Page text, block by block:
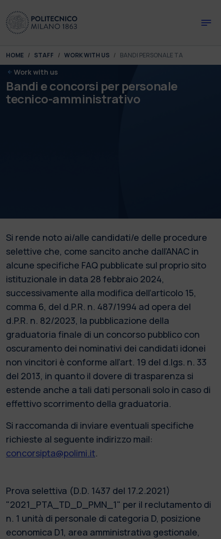
You are here:
HOME STAFF WORK WITH US BANDI PERSONALE TA
Work with us
Bandi e concorsi per personale
tecnico-amministrativo
Si rende noto ai/alle candidati/e delle procedure
selettive che, come sancito anche dall’ANAC in
alcune specifiche FAQ pubblicate sul proprio sito
istituzionale in data 28 febbraio 2024,
successivamente alla modifica dell’articolo 15,
comma 6, del d.P.R. n. 487/1994 ad opera del
d.P.R. n. 82/2023, la pubblicazione della
graduatoria finale di un concorso pubblico con
oscuramento dei nominativi dei candidati idonei
non vincitori è conforme all’art. 19 del d.lgs. n. 33
del 2013, in quanto il dovere di trasparenza si
estende anche a tali dati personali solo in caso di
effettivo scorrimento della graduatoria.
Si raccomanda di inviare eventuali specifiche
richieste al seguente indirizzo mail:
concorsipta@polimi.it.
Prova selettiva (D.D. 1437 del 17.2.2021)
"2021_PTA_TD_D_PMN_1" per il reclutamento di
n. 1 unità di personale di categoria D, posizione
economica D1, area amministrativa gestionale,